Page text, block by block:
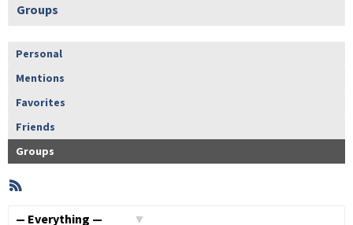
Groups
Personal
Mentions
Favorites
Friends
Groups
Member